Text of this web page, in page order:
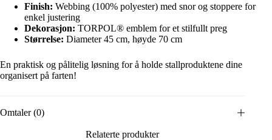
Finish: Webbing (100% polyester) med snor og stoppere for
enkel justering
Dekorasjon: TORPOL® emblem for et stilfullt preg
Størrelse: Diameter 45 cm, høyde 70 cm
En praktisk og pålitelig løsning for å holde stallproduktene dine
organisert på farten!
Omtaler (0)
Relaterte produkter